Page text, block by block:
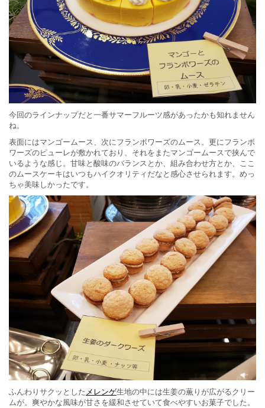
今回のラインナップだと一番サマーフルーツ感があったかも知れません
ね。
表面にはマンゴームース、次にフランボワーズのムース。更にフランボ
ワーズのピューレが敷かれており、それをまたマンゴームースで挟んで
いるような感じ。甘味と酸味のバランスとか、組み合わせ方とか、ここ
のムースケーキはいつもハイクオリティだなと感心させられます。めっ
ちゃ美味しかったです。
ふんわりサクッとしたメレンゲ生地の中には生姜の薫りが広がるクリー
ムが。爽やかな風味が甘さを緩和させていて食べやすいお菓子でした。